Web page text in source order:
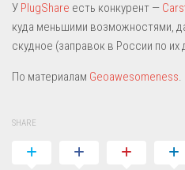
У PlugShare есть конкурент —
куда меньшими возможностями,
скудное (заправок в России по
По материалам Geoawesomeness.
SHARE